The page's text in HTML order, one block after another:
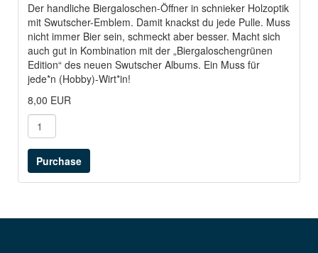
Der handliche Biergaloschen-Öffner in schnieker Holzoptik
mit Swutscher-Emblem. Damit knackst du jede Pulle. Muss
nicht immer Bier sein, schmeckt aber besser. Macht sich
auch gut in Kombination mit der „Biergaloschengrünen
Edition“ des neuen Swutscher Albums. Ein Muss für
jede*n (Hobby)-Wirt*in!
8,00 EUR